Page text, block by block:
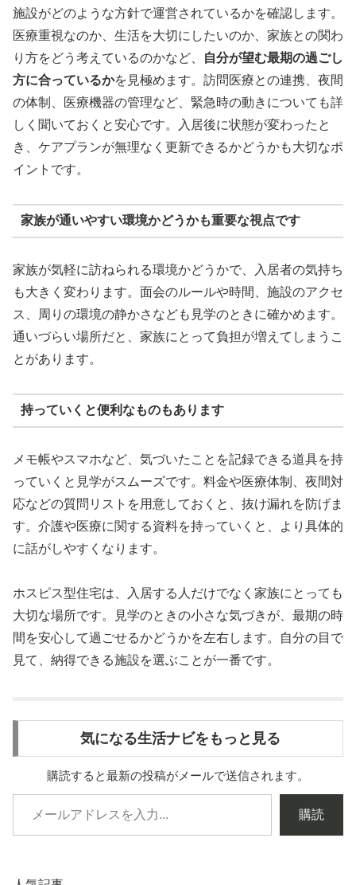
施設がどのような方針で運営されているかを確認します。
医療重視なのか、生活を大切にしたいのか、家族との関わ
り方をどう考えているのかなど、
自分が望む最期の過ごし
方に合っているかを見極めます。訪問医療との連携、夜間
の体制、医療機器の管理など、緊急時の動きについても詳
しく聞いておくと安心です。入居後に状態が変わったと
き、ケアプランが無理なく更新できるかどうかも大切なポ
イントです。
家族が通いやすい環境かどうかも重要な視点です
家族が気軽に訪ねられる環境かどうかで、入居者の気持ち
も大きく変わります。面会のルールや時間、施設のアクセ
ス、周りの環境の静かさなども見学のときに確かめます。
通いづらい場所だと、家族にとって負担が増えてしまうこ
とがあります。
持っていくと便利なものもあります
メモ帳やスマホなど、気づいたことを記録できる道具を持
っていくと見学がスムーズです。料金や医療体制、夜間対
応などの質問リストを用意しておくと、抜け漏れを防げま
す。介護や医療に関する資料を持っていくと、より具体的
に話がしやすくなります。
ホスピス型住宅は、入居する人だけでなく家族にとっても
大切な場所です。見学のときの小さな気づきが、最期の時
間を安心して過ごせるかどうかを左右します。自分の目で
見て、納得できる施設を選ぶことが一番です。
気になる生活ナビをもっと見る
購読すると最新の投稿がメールで送信されます。
購読